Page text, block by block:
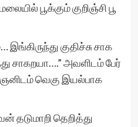
பூக்கும் குறிஞ்சி பூ
குதிச்சு சாக
சாகறயா….” அவளிடம் பேர்
வெகு இயல்பாக
தடுமாறி தெறித்து